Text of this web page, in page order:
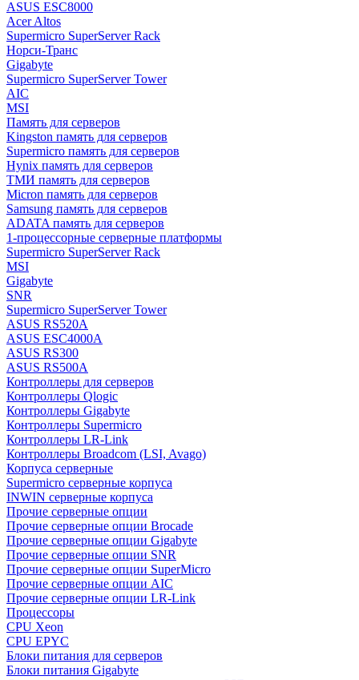
ASUS ESC8000
Acer Altos
Supermicro SuperServer Rack
Норси-Транс
Gigabyte
Supermicro SuperServer Tower
AIC
MSI
Память для серверов
Kingston память для серверов
Supermicro память для серверов
Hynix память для серверов
ТМИ память для серверов
Micron память для серверов
Samsung память для серверов
ADATA память для серверов
1-процессорные серверные платформы
Supermicro SuperServer Rack
MSI
Gigabyte
SNR
Supermicro SuperServer Tower
ASUS RS520A
ASUS ESC4000A
ASUS RS300
ASUS RS500A
Контроллеры для серверов
Контроллеры Qlogic
Контроллеры Gigabyte
Контроллеры Supermicro
Контроллеры LR-Link
Контроллеры Broadcom (LSI, Avago)
Корпуса серверные
Supermicro серверные корпуса
INWIN серверные корпуса
Прочие серверные опции
Прочие серверные опции Brocade
Прочие серверные опции Gigabyte
Прочие серверные опции SNR
Прочие серверные опции SuperMicro
Прочие серверные опции AIC
Прочие серверные опции LR-Link
Процессоры
CPU Xeon
CPU EPYC
Блоки питания для серверов
Блоки питания Gigabyte